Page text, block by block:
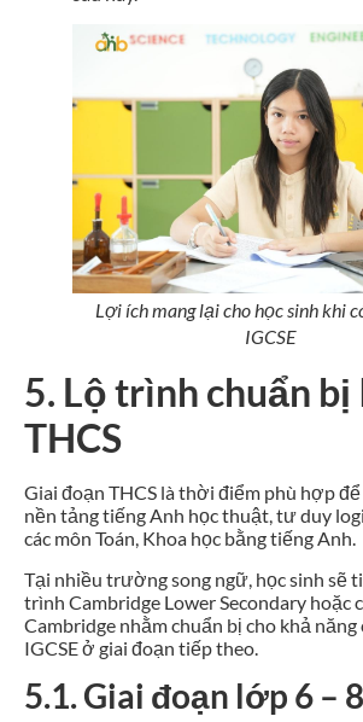
Lợi ích mang lại cho học sinh khi
IGCSE
5. Lộ trình chuẩn bị
THCS
Giai đoạn THCS là thời điểm phù hợp
nền tảng tiếng Anh học thuật, tư duy
các môn Toán, Khoa học bằng tiếng Anh.
Tại nhiều trường song ngữ, học sinh sẽ
trình Cambridge Lower Secondary hoặc
Cambridge nhằm chuẩn bị cho khả
IGCSE ở giai đoạn tiếp theo.
5.1. Giai đoạn lớp 6 –